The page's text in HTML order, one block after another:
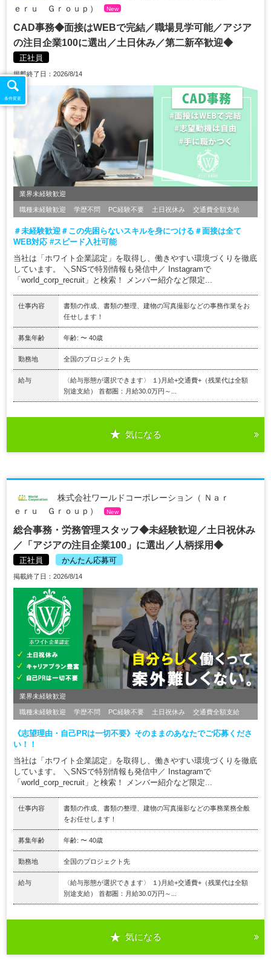
ｅｒｕ Ｇｒｏｕｐ）
New
CAD事務◆面接はWEBで完結／職場見学可能／アジア
の注目企業100に選出／土日休み／第二新卒歓迎◆
正社員
掲載終了日：2026/8/14
業界未経験歓迎
職種未経験歓迎 学歴不問 PC経験不要 土日祝休み 交通費全額支給
＃未経験歓迎＃この先困らないスキルを身につける＃面接は全て
WEB対応 #スピード入社可能
当社は「ホワイト企業認定」を取得し、働きやすい環境づくりを徹底
しています。 ＼SNSで特別情報も発信中／ Instagramで
「world_corp_recruit」と検索！ メンバー紹介など限定...
仕事内容
書類の作成、書類の整理、建物の写真撮影などの事務作業をお
任せします！
募集年齢 年齢: 〜 40歳
勤務地 全国のプロジェクト先
給与
〈給与形態が選択できます〉 １)月給+交通費+（残業代は全額
別途支給） 首都圏：月給30.0万円～...
気になる
株式会社ワールドコーポレーション（ Ｎａｒ
ｅｒｕ Ｇｒｏｕｐ）
New
総合事務・労務管理スタッフ◆未経験歓迎／土日祝休み
／「アジアの注目企業100」に選出／人柄採用◆
正社員 かんたん応募可
掲載終了日：2026/8/14
業界未経験歓迎
職種未経験歓迎 学歴不問 PC経験不要 土日祝休み 交通費全額支給
《志望理由・自己PRは一切不要》そのままのあなたでご応募くださ
い！！
当社は「ホワイト企業認定」を取得し、働きやすい環境づくりを徹底
しています。 ＼SNSで特別情報も発信中／ Instagramで
「world_corp_recruit」と検索！ メンバー紹介など限定...
仕事内容
書類の作成、書類の整理、建物の写真撮影などの事務業務全般
をお任せします！
募集年齢 年齢: 〜 40歳
勤務地 全国のプロジェクト先
給与
〈給与形態が選択できます〉 １)月給+交通費+（残業代は全額
別途支給） 首都圏：月給30.0万円～...
気になる
条件変更